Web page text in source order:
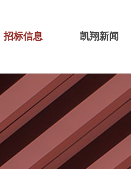
招标信息
政府采购
凯翔新闻
凯翔生活